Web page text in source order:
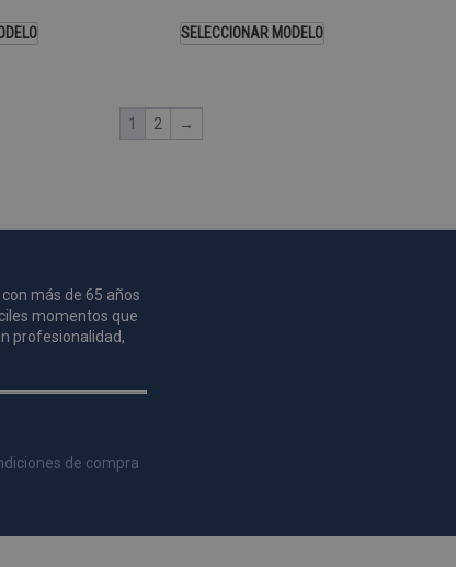
SELECCIONAR MODELO
1 2 →
más de 65 años
momentos que
profesionalidad,
de compra